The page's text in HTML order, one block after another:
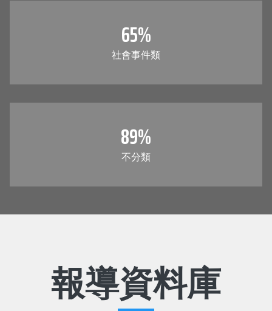
65%
社會事件類
89%
不分類
報導資料庫